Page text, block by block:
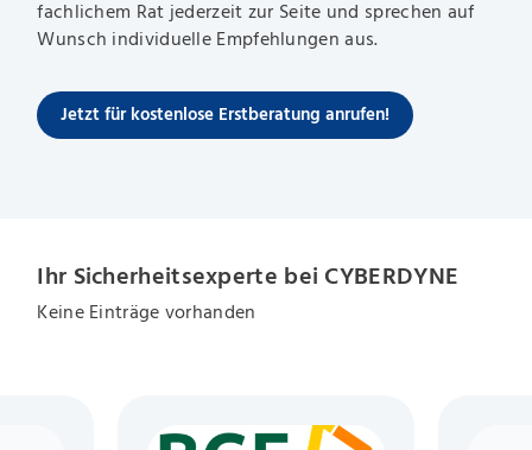
fachlichem Rat jederzeit zur Seite und sprechen auf
Wunsch individuelle Empfehlungen aus.
Jetzt für kostenlose Erstberatung anrufen!
Ihr Sicherheitsexperte bei CYBERDYNE
Keine Einträge vorhanden